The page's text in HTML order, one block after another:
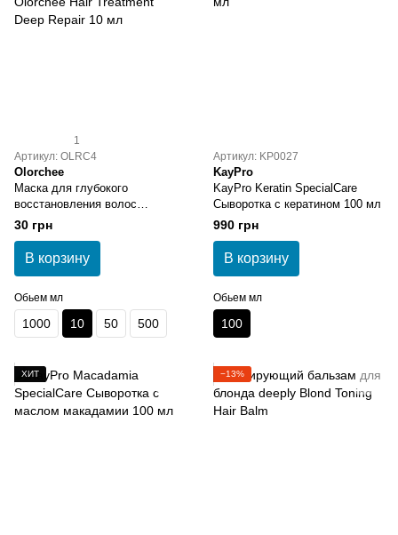
1
Артикул: OLRC4
Olorchee
Маска для глубокого
восстановления волос
Olorchee Hair Treatment Deep
30 грн
В корзину
Обьем мл
1000 10 50 500
Артикул: KP0027
KayPro
KayPro Keratin SpecialCare
Сыворотка с кератином 100 мл
990 грн
В корзину
Обьем мл
100
ХИТ −13%